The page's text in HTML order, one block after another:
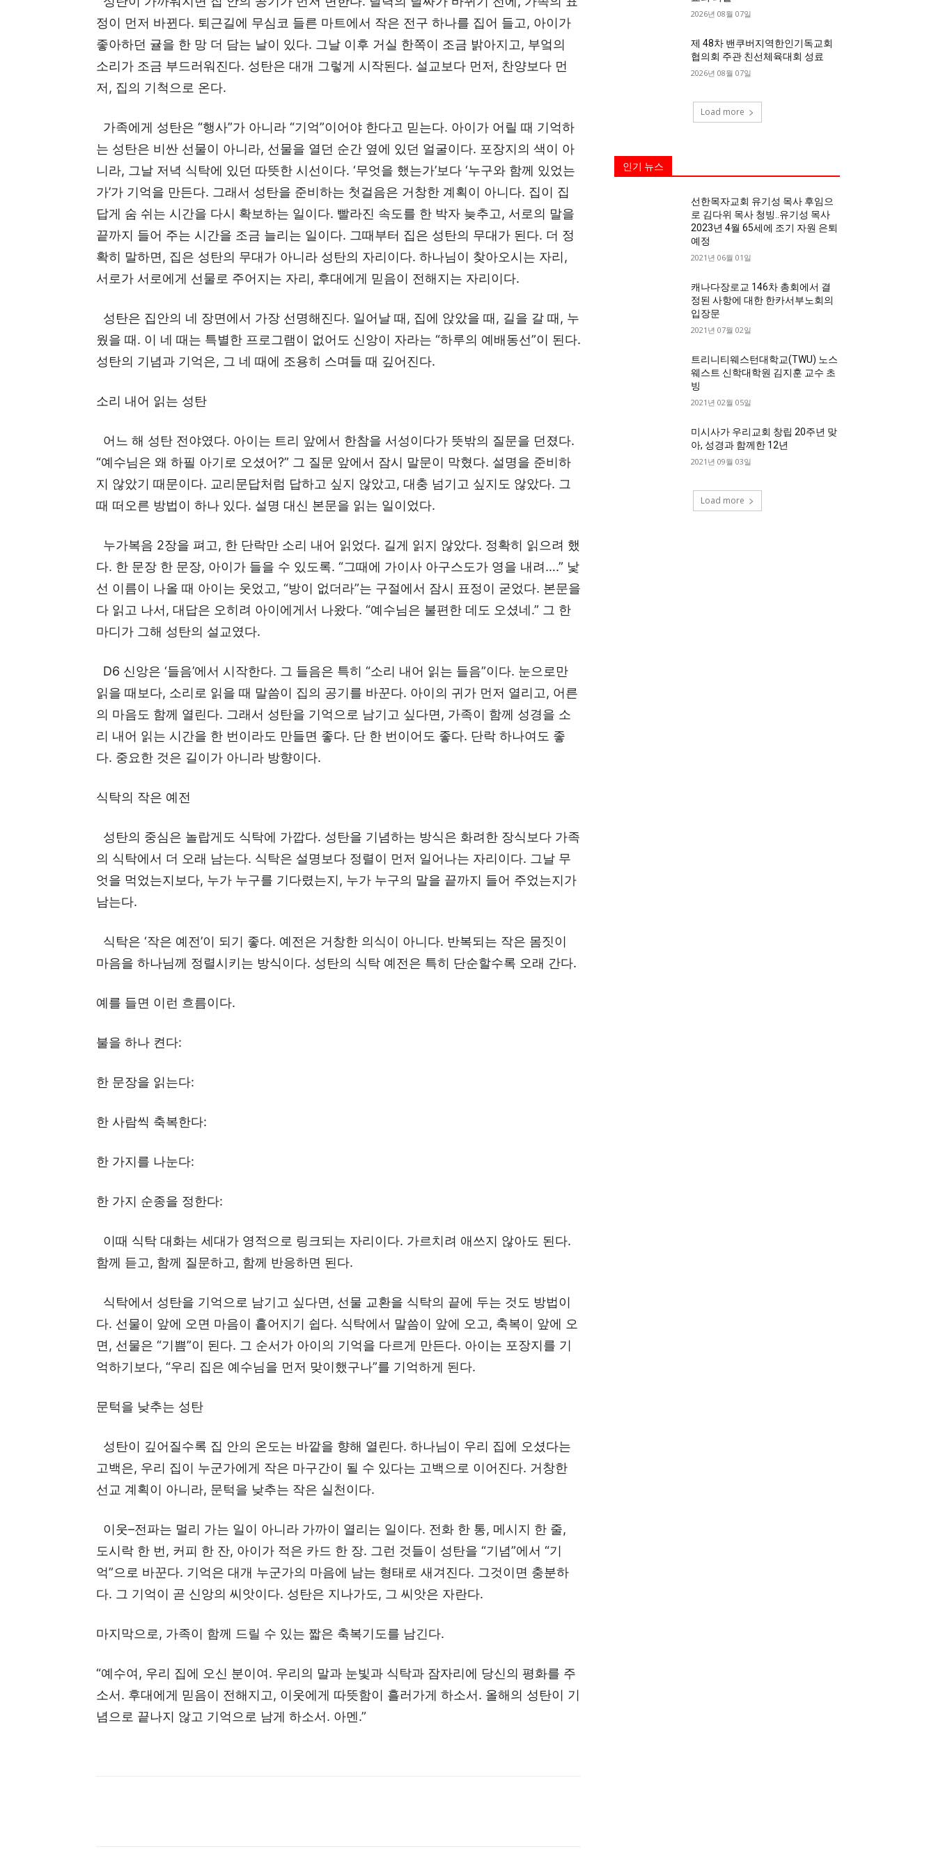
정이 먼저 바뀐다. 퇴근길에 무심코 들른 마트에서 작은 전구 하나를 집어 들고, 아이가
좋아하던 귤을 한 망 더 담는 날이 있다. 그날 이후 거실 한쪽이 조금 밝아지고, 부엌의
소리가 조금 부드러워진다. 성탄은 대개 그렇게 시작된다. 설교보다 먼저, 찬양보다 먼
저, 집의 기척으로 온다.
가족에게 성탄은 “행사”가 아니라 “기억”이어야 한다고 믿는다. 아이가 어릴 때 기억하
는 성탄은 비싼 선물이 아니라, 선물을 열던 순간 옆에 있던 얼굴이다. 포장지의 색이 아
니라, 그날 저녁 식탁에 있던 따뜻한 시선이다. ‘무엇을 했는가’보다 ‘누구와 함께 있었는
가’가 기억을 만든다. 그래서 성탄을 준비하는 첫걸음은 거창한 계획이 아니다. 집이 집
답게 숨 쉬는 시간을 다시 확보하는 일이다. 빨라진 속도를 한 박자 늦추고, 서로의 말을
끝까지 들어 주는 시간을 조금 늘리는 일이다. 그때부터 집은 성탄의 무대가 된다. 더 정
확히 말하면, 집은 성탄의 무대가 아니라 성탄의 자리이다. 하나님이 찾아오시는 자리,
서로가 서로에게 선물로 주어지는 자리, 후대에게 믿음이 전해지는 자리이다.
성탄은 집안의 네 장면에서 가장 선명해진다. 일어날 때, 집에 앉았을 때, 길을 갈 때, 누
웠을 때. 이 네 때는 특별한 프로그램이 없어도 신앙이 자라는 “하루의 예배동선”이 된다.
성탄의 기념과 기억은, 그 네 때에 조용히 스며들 때 깊어진다.
소리 내어 읽는 성탄
어느 해 성탄 전야였다. 아이는 트리 앞에서 한참을 서성이다가 뜻밖의 질문을 던졌다.
“예수님은 왜 하필 아기로 오셨어?” 그 질문 앞에서 잠시 말문이 막혔다. 설명을 준비하
지 않았기 때문이다. 교리문답처럼 답하고 싶지 않았고, 대충 넘기고 싶지도 않았다. 그
때 떠오른 방법이 하나 있다. 설명 대신 본문을 읽는 일이었다.
누가복음 2장을 펴고, 한 단락만 소리 내어 읽었다. 길게 읽지 않았다. 정확히 읽으려 했
다. 한 문장 한 문장, 아이가 들을 수 있도록. “그때에 가이사 아구스도가 영을 내려….” 낯
선 이름이 나올 때 아이는 웃었고, “방이 없더라”는 구절에서 잠시 표정이 굳었다. 본문을
다 읽고 나서, 대답은 오히려 아이에게서 나왔다. “예수님은 불편한 데도 오셨네.” 그 한
마디가 그해 성탄의 설교였다.
D6 신앙은 ‘들음’에서 시작한다. 그 들음은 특히 “소리 내어 읽는 들음”이다. 눈으로만
읽을 때보다, 소리로 읽을 때 말씀이 집의 공기를 바꾼다. 아이의 귀가 먼저 열리고, 어른
의 마음도 함께 열린다. 그래서 성탄을 기억으로 남기고 싶다면, 가족이 함께 성경을 소
리 내어 읽는 시간을 한 번이라도 만들면 좋다. 단 한 번이어도 좋다. 단락 하나여도 좋
다. 중요한 것은 길이가 아니라 방향이다.
식탁의 작은 예전
성탄의 중심은 놀랍게도 식탁에 가깝다. 성탄을 기념하는 방식은 화려한 장식보다 가족
의 식탁에서 더 오래 남는다. 식탁은 설명보다 정렬이 먼저 일어나는 자리이다. 그날 무
엇을 먹었는지보다, 누가 누구를 기다렸는지, 누가 누구의 말을 끝까지 들어 주었는지가
남는다.
식탁은 ‘작은 예전’이 되기 좋다. 예전은 거창한 의식이 아니다. 반복되는 작은 몸짓이
마음을 하나님께 정렬시키는 방식이다. 성탄의 식탁 예전은 특히 단순할수록 오래 간다.
예를 들면 이런 흐름이다.
불을 하나 켠다:
한 문장을 읽는다:
한 사람씩 축복한다:
한 가지를 나눈다:
한 가지 순종을 정한다:
이때 식탁 대화는 세대가 영적으로 링크되는 자리이다. 가르치려 애쓰지 않아도 된다.
함께 듣고, 함께 질문하고, 함께 반응하면 된다.
식탁에서 성탄을 기억으로 남기고 싶다면, 선물 교환을 식탁의 끝에 두는 것도 방법이
다. 선물이 앞에 오면 마음이 흩어지기 쉽다. 식탁에서 말씀이 앞에 오고, 축복이 앞에 오
면, 선물은 “기쁨”이 된다. 그 순서가 아이의 기억을 다르게 만든다. 아이는 포장지를 기
억하기보다, “우리 집은 예수님을 먼저 맞이했구나”를 기억하게 된다.
문턱을 낮추는 성탄
성탄이 깊어질수록 집 안의 온도는 바깥을 향해 열린다. 하나님이 우리 집에 오셨다는
고백은, 우리 집이 누군가에게 작은 마구간이 될 수 있다는 고백으로 이어진다. 거창한
선교 계획이 아니라, 문턱을 낮추는 작은 실천이다.
이웃–전파는 멀리 가는 일이 아니라 가까이 열리는 일이다. 전화 한 통, 메시지 한 줄,
도시락 한 번, 커피 한 잔, 아이가 적은 카드 한 장. 그런 것들이 성탄을 “기념”에서 “기
억”으로 바꾼다. 기억은 대개 누군가의 마음에 남는 형태로 새겨진다. 그것이면 충분하
다. 그 기억이 곧 신앙의 씨앗이다. 성탄은 지나가도, 그 씨앗은 자란다.
마지막으로, 가족이 함께 드릴 수 있는 짧은 축복기도를 남긴다.
“예수여, 우리 집에 오신 분이여. 우리의 말과 눈빛과 식탁과 잠자리에 당신의 평화를 주
소서. 후대에게 믿음이 전해지고, 이웃에게 따뜻함이 흘러가게 하소서. 올해의 성탄이 기
념으로 끝나지 않고 기억으로 남게 하소서. 아멘.”
2026년 08월 07일
제 48차 밴쿠버지역한인기독교회
협의회 주관 친선체육대회 성료
2026년 08월 07일
Load more
인기 뉴스
선한목자교회 유기성 목사 후임으
로 김다위 목사 청빙..유기성 목사
2023년 4월 65세에 조기 자원 은퇴
예정
2021년 06월 01일
캐나다장로교 146차 총회에서 결
정된 사항에 대한 한카서부노회의
입장문
2021년 07월 02일
트리니티웨스턴대학교(TWU) 노스
웨스트 신학대학원 김지훈 교수 초
빙
2021년 02월 05일
미시사가 우리교회 창립 20주년 맞
아, 성경과 함께한 12년
2021년 09월 03일
Load more